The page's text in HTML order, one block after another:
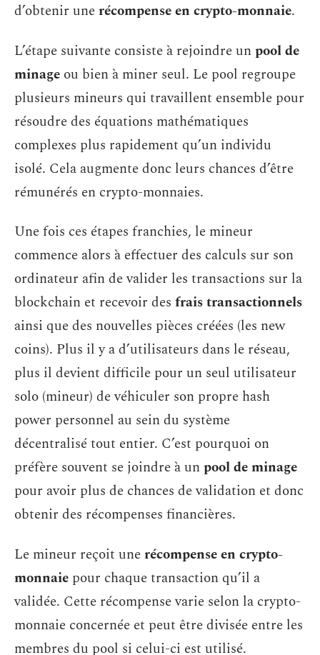
d’obtenir unerécompense en crypto-monnaie.
L’étape suivante consiste à rejoindre unpool de
minage ou bien à miner seul. Le pool regroupe
plusieurs mineurs qui travaillent ensemble pour
résoudre des équations mathématiques
complexes plus rapidement qu’un individu
isolé. Cela augmente donc leurs chances d’être
rémunérés en crypto-monnaies.
Une fois ces étapes franchies, le mineur
commence alors à effectuer des calculs sur son
ordinateur afin de valider les transactions sur la
blockchain et recevoir des frais transactionnels
ainsi que des nouvelles pièces créées (les new
coins). Plus il y a d’utilisateurs dans le réseau,
plus il devient difficile pour un seul utilisateur
solo (mineur) de véhiculer son propre hash
power personnel au sein du système
décentralisé tout entier. C’est pourquoi on
préfère souvent se joindre à unpool de minage
pour avoir plus de chances de validation et donc
obtenir des récompenses financières.
Le mineur reçoit unerécompense en crypto-
monnaie pour chaque transaction qu’il a
validée. Cette récompense varie selon la crypto-
monnaie concernée et peut être divisée entre les
membres du pool si celui-ci est utilisé.